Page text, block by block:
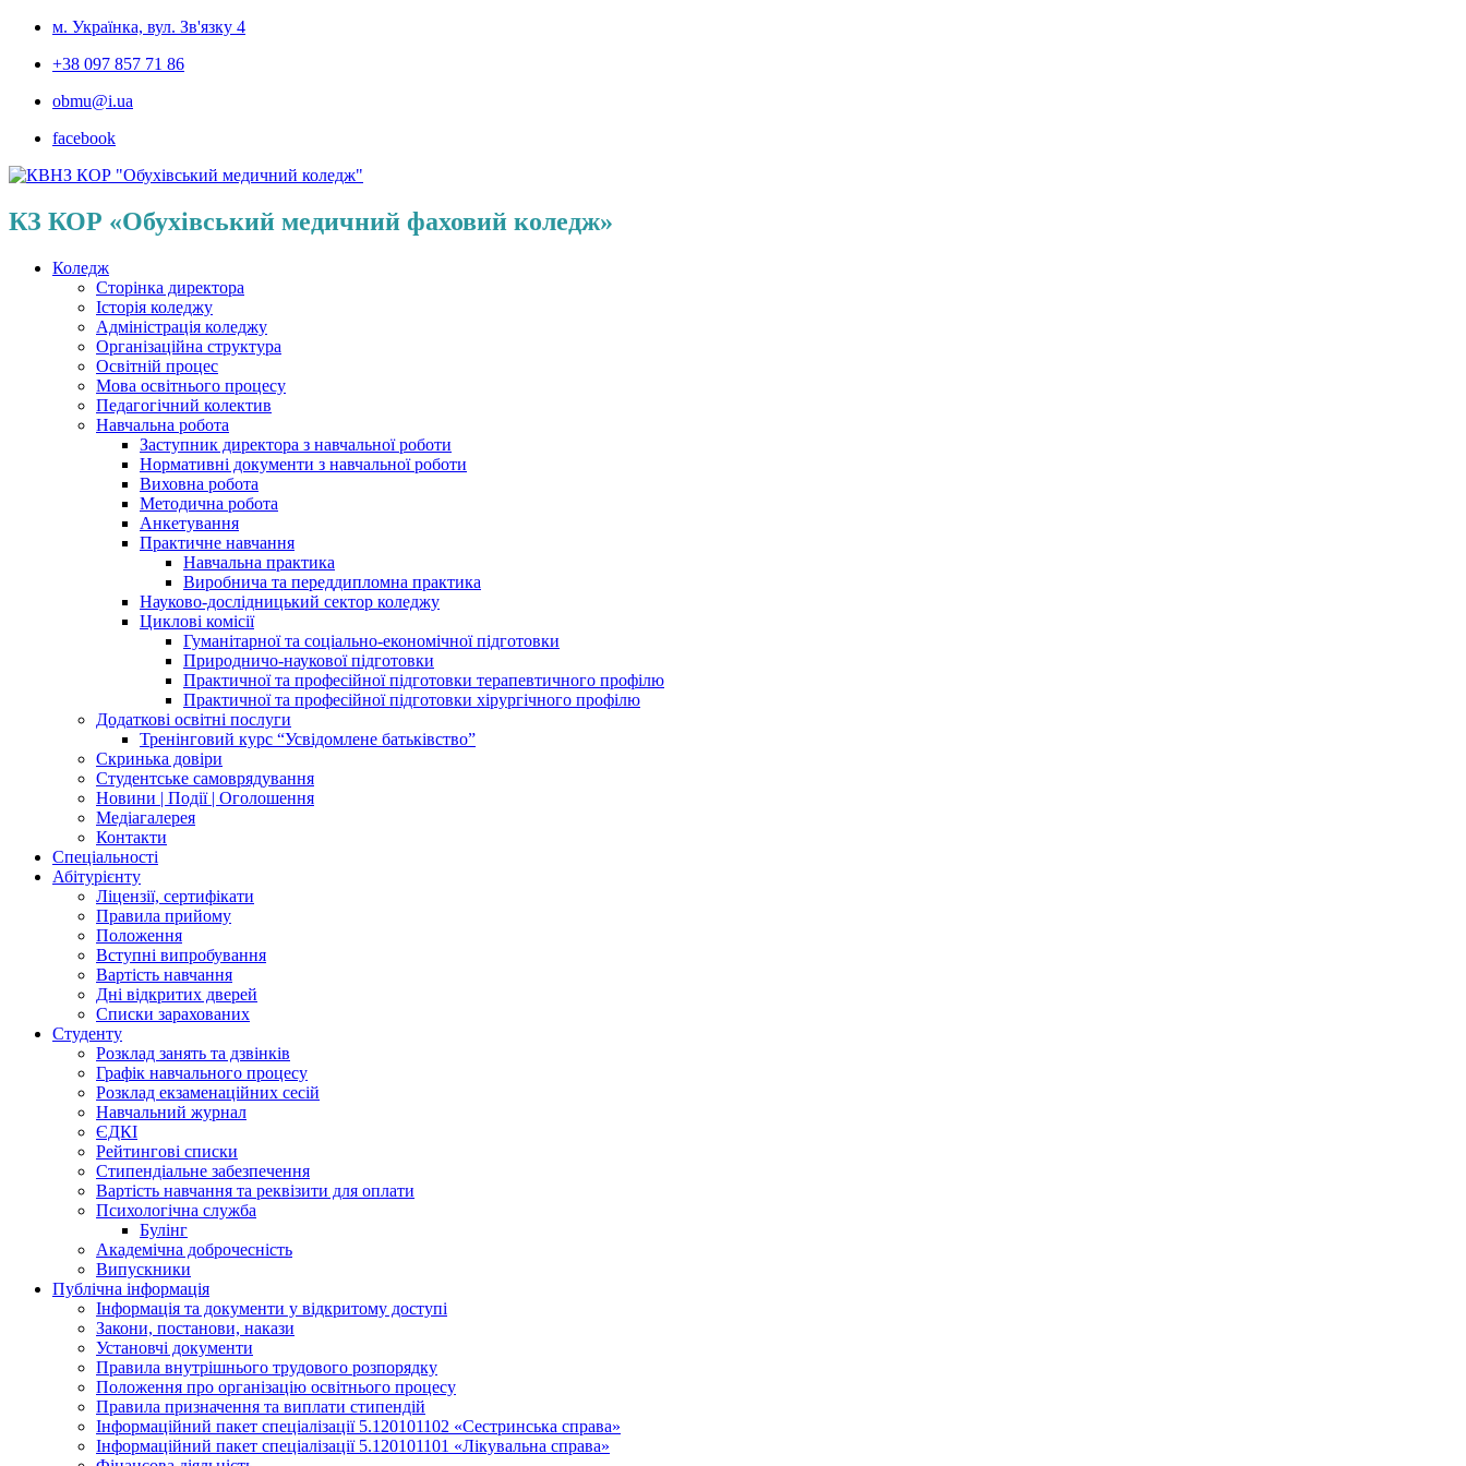
м. Українка, вул. Зв'язку 4
+38 097 857 71 86
obmu@i.ua
facebook
КЗ КОР «Обухівський медичний фаховий коледж»
Коледж
Сторінка директора
Історія коледжу
Адміністрація коледжу
Організаційна структура
Освітній процес
Мова освітнього процесу
Педагогічний колектив
Навчальна робота
Заступник директора з навчальної роботи
Нормативні документи з навчальної роботи
Виховна робота
Методична робота
Анкетування
Практичне навчання
Навчальна практика
Виробнича та переддипломна практика
Науково-дослідницький сектор коледжу
Циклові комісії
Гуманітарної та соціально-економічної підготовки
Природничо-наукової підготовки
Практичної та професійної підготовки терапевтичного профілю
Практичної та професійної підготовки хірургічного профілю
Додаткові освітні послуги
Тренінговий курс “Усвідомлене батьківство”
Скринька довіри
Студентське самоврядування
Новини | Події | Оголошення
Медіагалерея
Контакти
Спеціальності
Абітурієнту
Ліцензії, сертифікати
Правила прийому
Положення
Вступні випробування
Вартість навчання
Дні відкритих дверей
Списки зарахованих
Студенту
Розклад занять та дзвінків
Графік навчального процесу
Розклад екзаменаційних сесій
Навчальний журнал
ЄДКІ
Рейтингові списки
Стипендіальне забезпечення
Вартість навчання та реквізити для оплати
Психологічна служба
Булінг
Академічна доброчесність
Випускники
Публічна інформація
Інформація та документи у відкритому доступі
Закони, постанови, накази
Установчі документи
Правила внутрішнього трудового розпорядку
Положення про організацію освітнього процесу
Правила призначення та виплати стипендій
Інформаційний пакет спеціалізації 5.120101102 «Сестринська справа»
Інформаційний пакет спеціалізації 5.120101101 «Лікувальна справа»